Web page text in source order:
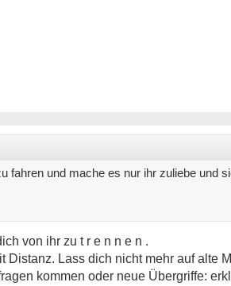
fahren und mache es nur ihr zuliebe und
von ihr zu t r e n n e n .
Lass dich nicht mehr auf alte
kommen oder neue Übergriffe: